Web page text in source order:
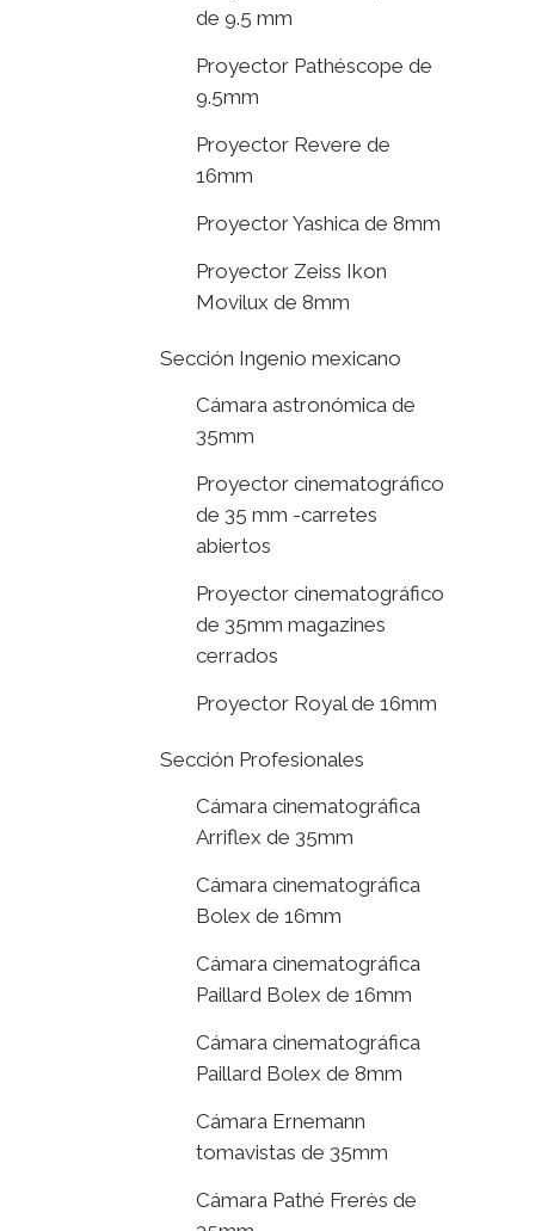
de 9.5 mm
Proyector Pathéscope de
9.5mm
Proyector Revere de
16mm
Proyector Yashica de 8mm
Proyector Zeiss Ikon
Movilux de 8mm
Sección Ingenio mexicano
Cámara astronómica de
35mm
Proyector cinematográfico
de 35 mm -carretes
abiertos
Proyector cinematográfico
de 35mm magazines
cerrados
Proyector Royal de 16mm
Sección Profesionales
Cámara cinematográfica
Arriflex de 35mm
Cámara cinematográfica
Bolex de 16mm
Cámara cinematográfica
Paillard Bolex de 16mm
Cámara cinematográfica
Paillard Bolex de 8mm
Cámara Ernemann
tomavistas de 35mm
Cámara Pathé Frerès de